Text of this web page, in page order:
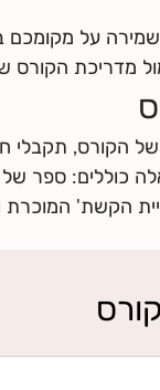
ביטוח על
מדריכת הקורס
תקבלי
כוללים: ספר
הקשת'